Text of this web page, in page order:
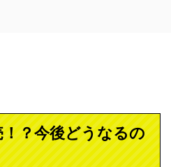
？今後どうなるの